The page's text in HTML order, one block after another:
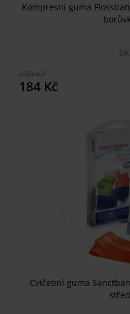
Kompresní guma
184 Kč
Cvičební guma